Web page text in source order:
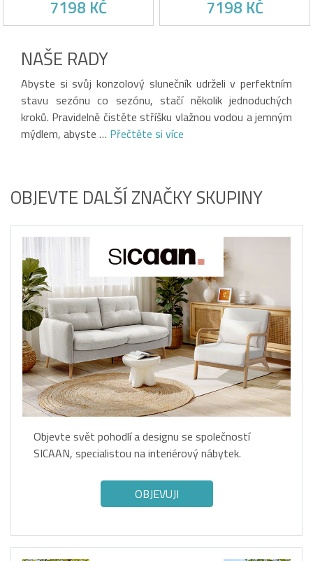
360° + ZÁTĚŽOVÉ DESKY
7198 KČ
záření
Otočení o 360° a nastavitelný
sklon
Součástí balení jsou zátěžové
podložky a ochranný kryt
Oběť vlastního úspěchu!
NAKLÁPĚCÍM ÚHLEM 360° +
7198 KČ
součástí balení
NAŠE RADY
Abyste si svůj konzolový slunečník udrželi v perfektním
stavu sezónu co sezónu, stačí několik jednoduchých
kroků. Pravidelně čistěte stříšku vlažnou vodou a jemným
mýdlem, abyste … Přečtěte si více
OBJEVTE DALŠÍ ZNAČKY SKUPINY
Objevte svět pohodlí a designu se společností
SICAAN, specialistou na interiérový nábytek.
OBJEVUJI